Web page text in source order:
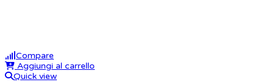
Compare
Aggiungi al carrello
Quick view